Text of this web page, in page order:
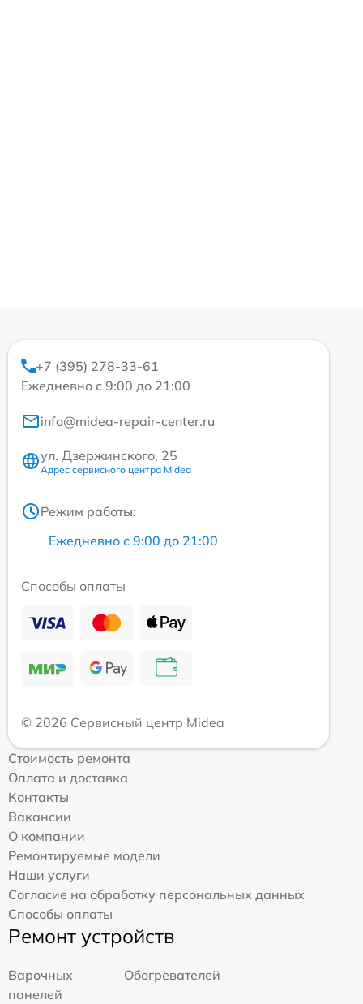
+7 (395) 278-33-61
Ежедневно с 9:00 до 21:00
info@midea-repair-center.ru
ул. Дзержинского, 25
Адрес сервисного центра Midea
Режим работы:
Ежедневно с 9:00 до 21:00
Способы оплаты
© 2026 Сервисный центр Midea
Стоимость ремонта
Оплата и доставка
Контакты
Вакансии
О компании
Ремонтируемые модели
Наши услуги
Согласие на обработку персональных данных
Способы оплаты
Ремонт устройств
Варочных
панелей
Обогревателей